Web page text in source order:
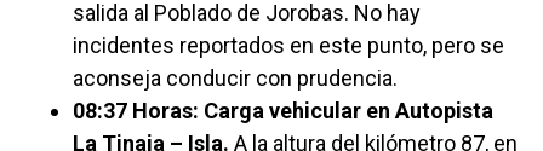
salida al Poblado de Jorobas. No hay
incidentes reportados en este punto, pero se
aconseja conducir con prudencia.
08:37 Horas: Carga vehicular en Autopista
La Tinaja – Isla. A la altura del kilómetro 87, en